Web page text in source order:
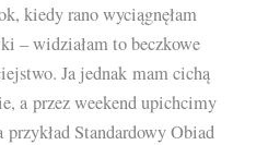
kiedy rano wyciągnęłam
– widziałam to beczkowe
Ja jednak mam cichą
a przez weekend upichcimy
Standardowy Obiad